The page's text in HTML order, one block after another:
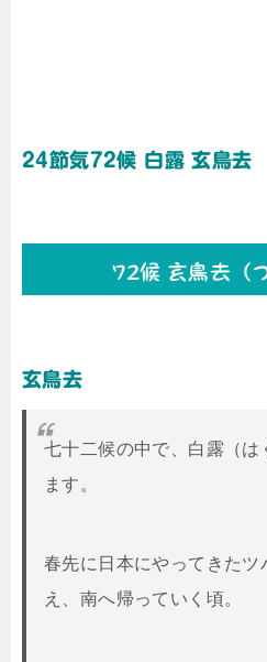
24節気72候 白露 玄鳥去
72候 玄鳥去（
玄鳥去
七十二候の中で、白露（は
ます。
春先に日本にやってきたツ
え、南へ帰っていく頃。